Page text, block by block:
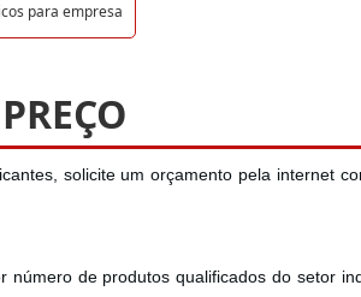
para empresa
solicite um orçamento pela internet
de produtos qualificados do setor